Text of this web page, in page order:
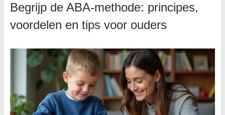
Begrijp de ABA-methode: principes,
voordelen en tips voor ouders